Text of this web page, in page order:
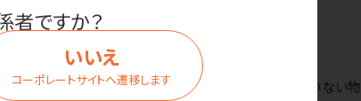
者ですか？
いいえ
コーポレートサイトへ遷移します
物等の規格基準第3」という検査を通った物と通っていない